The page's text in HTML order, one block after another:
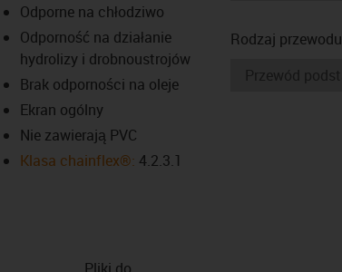
Odporne na chłodziwo
Odporność na działanie
hydrolizy i drobnoustrojów
Brak odporności na oleje
Ekran ogólny
Nie zawierają PVC
Klasa chainflex®: 4.2.3.1
Rodzaj przewodu
Pliki do